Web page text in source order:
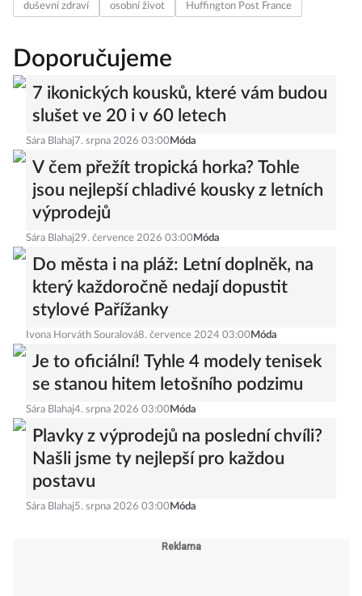
duševní zdraví
osobní život Huffington Post France
Doporučujeme
7 ikonických kousků, které vám budou
slušet ve 20 i v 60 letech
Sára Blahaj 7. srpna 2026 03:00 Móda
V čem přežít tropická horka? Tohle
jsou nejlepší chladivé kousky z letních
výprodejů
Sára Blahaj29. července 2026 03:00 Móda
Do města i na pláž: Letní doplněk, na
který každoročně nedají dopustit
stylové Pařížanky
Ivona Horváth Souralová8. července 2024 03:00 Móda
Je to oficiální! Tyhle 4 modely tenisek
se stanou hitem letošního podzimu
Sára Blahaj4. srpna 2026 03:00 Móda
Plavky z výprodejů na poslední chvíli?
Našli jsme ty nejlepší pro každou
postavu
Sára Blahaj5. srpna 2026 03:00 Móda